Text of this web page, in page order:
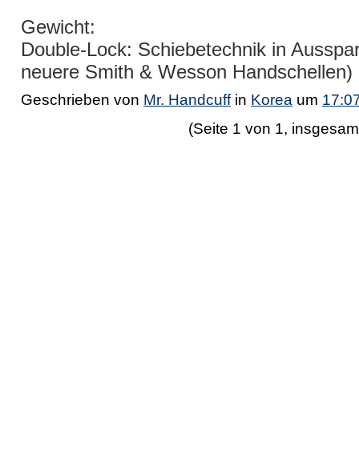
Gewicht:
Double-Lock: Schiebetechnik in
neuere Smith & Wesson Handschellen)
Geschrieben von Mr. Handcuffin Korea um
(Seite 1 von 1,